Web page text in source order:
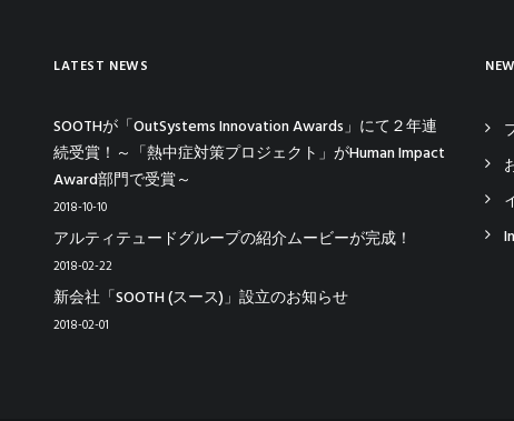
LATEST NEWS
SOOTHが「OutSystems Innovation Awards」にて２年連
続受賞！～「熱中症対策プロジェクト」がHuman Impact
Award部門で受賞～
2018-10-10
アルティテュードグループの紹介ムービーが完成！
2018-02-22
新会社「SOOTH (スース)」設立のお知らせ
2018-02-01